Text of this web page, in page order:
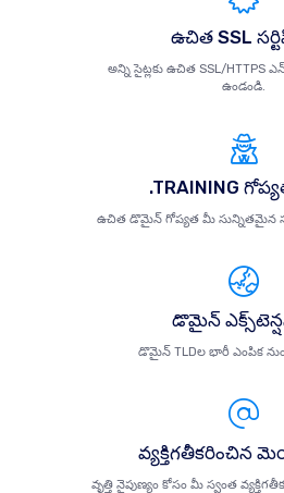
ఉచిత SSL
అన్ని సైట్లకు ఉచిత SSL/HTTPS
ఉండండి.
.TRAINING
ఉచిత డొమైన్ గోప్యత మీ సున్నితమైన
డొమైన్
డొమైన్ TLDల భారీ ఎంపిక
వ్యక్తిగతీకరించిన
వృత్తి నైపుణ్యం కోసం మీ స్వంత